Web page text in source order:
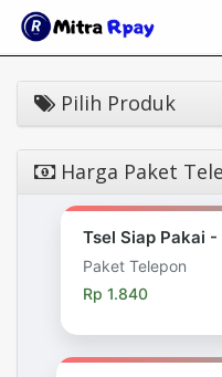
Pilih Produk
Harga Paket
Tsel Siap Pakai
Paket Telepon
Rp 1.840